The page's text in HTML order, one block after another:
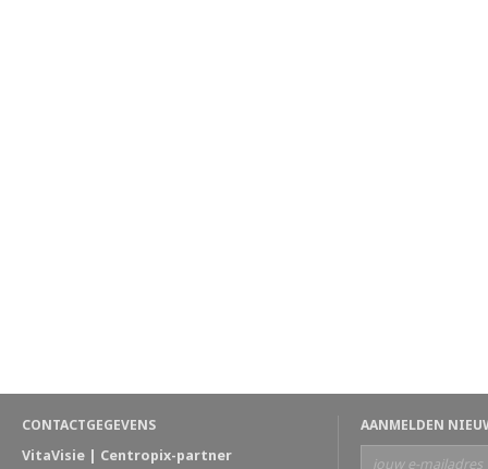
CONTACTGEGEVENS
VitaVisie | Centropix-partner
AANMELDEN